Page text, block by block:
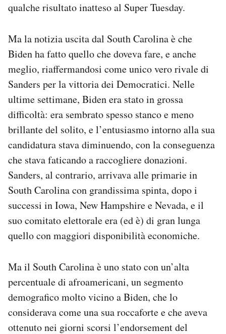
qualche risultato inatteso al Super Tuesday.
Ma la notizia uscita dal South Carolina è che
Biden ha fatto quello che doveva fare, e anche
meglio, riaffermandosi come unico vero rivale di
Sanders per la vittoria dei Democratici. Nelle
ultime settimane, Biden era stato in grossa
difficoltà: era sembrato spesso stanco e meno
brillante del solito, e l’entusiasmo intorno alla sua
candidatura stava diminuendo, con la conseguenza
che stava faticando a raccogliere donazioni.
Sanders, al contrario, arrivava alle primarie in
South Carolina con grandissima spinta, dopo i
successi in Iowa, New Hampshire e Nevada, e il
suo comitato elettorale era (ed è) di gran lunga
quello con maggiori disponibilità economiche.
Ma il South Carolina è uno stato con un’alta
percentuale di afroamericani, un segmento
demografico molto vicino a Biden, che lo
considerava come una sua roccaforte e che aveva
ottenuto nei giorni scorsi l’endorsement del